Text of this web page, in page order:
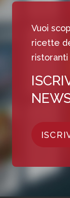
Vuoi
ricette
ristoranti